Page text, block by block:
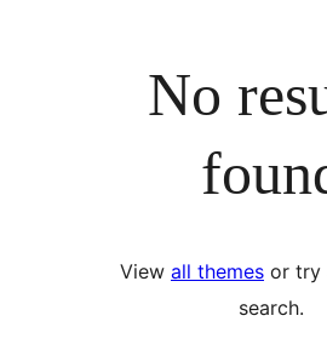
No
View all themes or try
search.